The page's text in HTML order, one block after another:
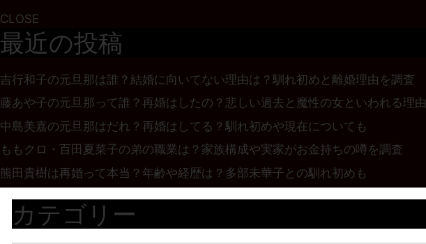
CLOSE
最近の投稿
吉行和子の元旦那は誰？結婚に向いてない理由は？馴れ初めと離婚理由を調査
藤あや子の元旦那って誰？再婚はしたの？悲しい過去と魔性の女といわれる理由
中島美嘉の元旦那はだれ？再婚はしてる？馴れ初めや現在についても
ももクロ・百田夏菜子の弟の職業は？家族構成や実家がお金持ちの噂を調査
熊田貴樹は再婚って本当？年齢や経歴は？多部未華子との馴れ初めも
カテゴリー